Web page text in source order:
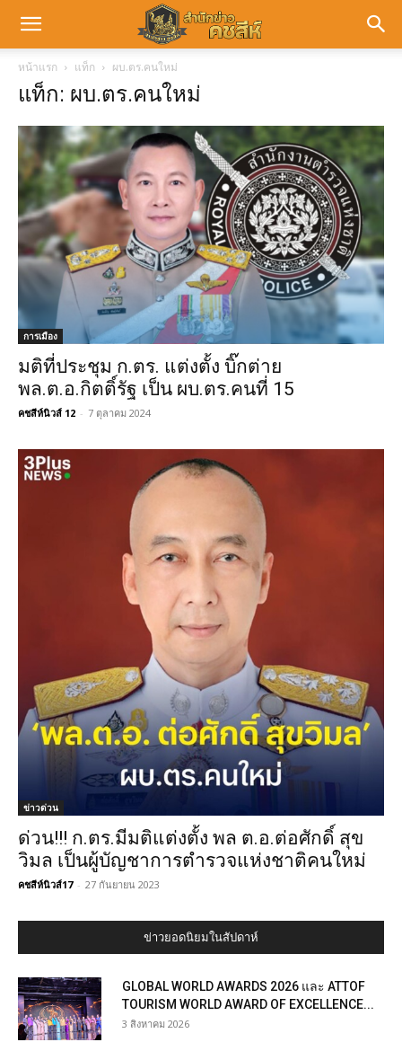
หน้าแรก แท็ก ผบ.ตร.คนใหม่
แท็ก: ผบ.ตร.คนใหม่
การเมือง
มติที่ประชุม ก.ตร. แต่งตั้ง บิ๊กต่าย
พล.ต.อ.กิตติ์รัฐ เป็น ผบ.ตร.คนที่ 15
คชสีห์นิวส์ 12 - 7 ตุลาคม 2024
ข่าวด่วน
ด่วน!!! ก.ตร.มีมติ​แต่งตั้ง​ ​พล​ ต.​อ.ต่อ​ศักดิ์​ สุข​
วิมล​ เป็น​ผู้​บัญชาการ​ตำรวจ​แห่งชาติ​คน​ใหม่​
คชสีห์​นิวส์​17 - 27 กันยายน 2023
ข่าวยอดนิยมในสัปดาห์
GLOBAL WORLD AWARDS 2026 และ ATTOF
TOURISM WORLD AWARD OF EXCELLENCE...
3 สิงหาคม 2026